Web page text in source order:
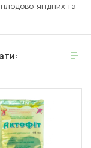
ягідних та
совок,
з хлоридними